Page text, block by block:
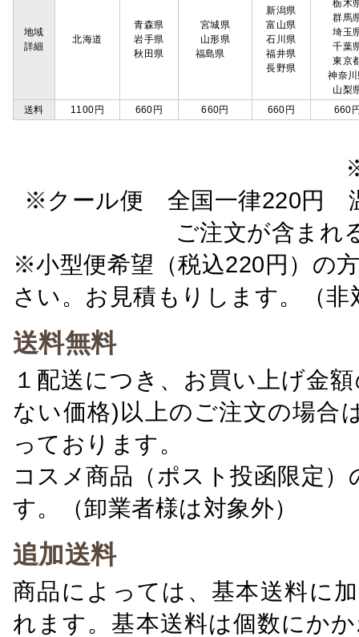
地域
詳細
北海道
青森県
岩手県
秋田県
宮城県
山形県
福島県
新潟県
富山県
石川県
福井県
長野県
栃木
群馬
埼玉
千葉
東京
神奈
山梨
送料
1100円 660円 660円 660円 660
※クール便 全国一律220円
ご注文が含ま
※小型便希望（税込220円）の
さい。お見積もりします。（非
送料無料
１配送につき、お買い上げ金
ない価格)以上のご注文の場合
っております。
コスメ商品（ポスト投函限定
す。（卸業者様は対象外）
追加送料
商品によっては、基本送料に
れます。基本送料は個数にか